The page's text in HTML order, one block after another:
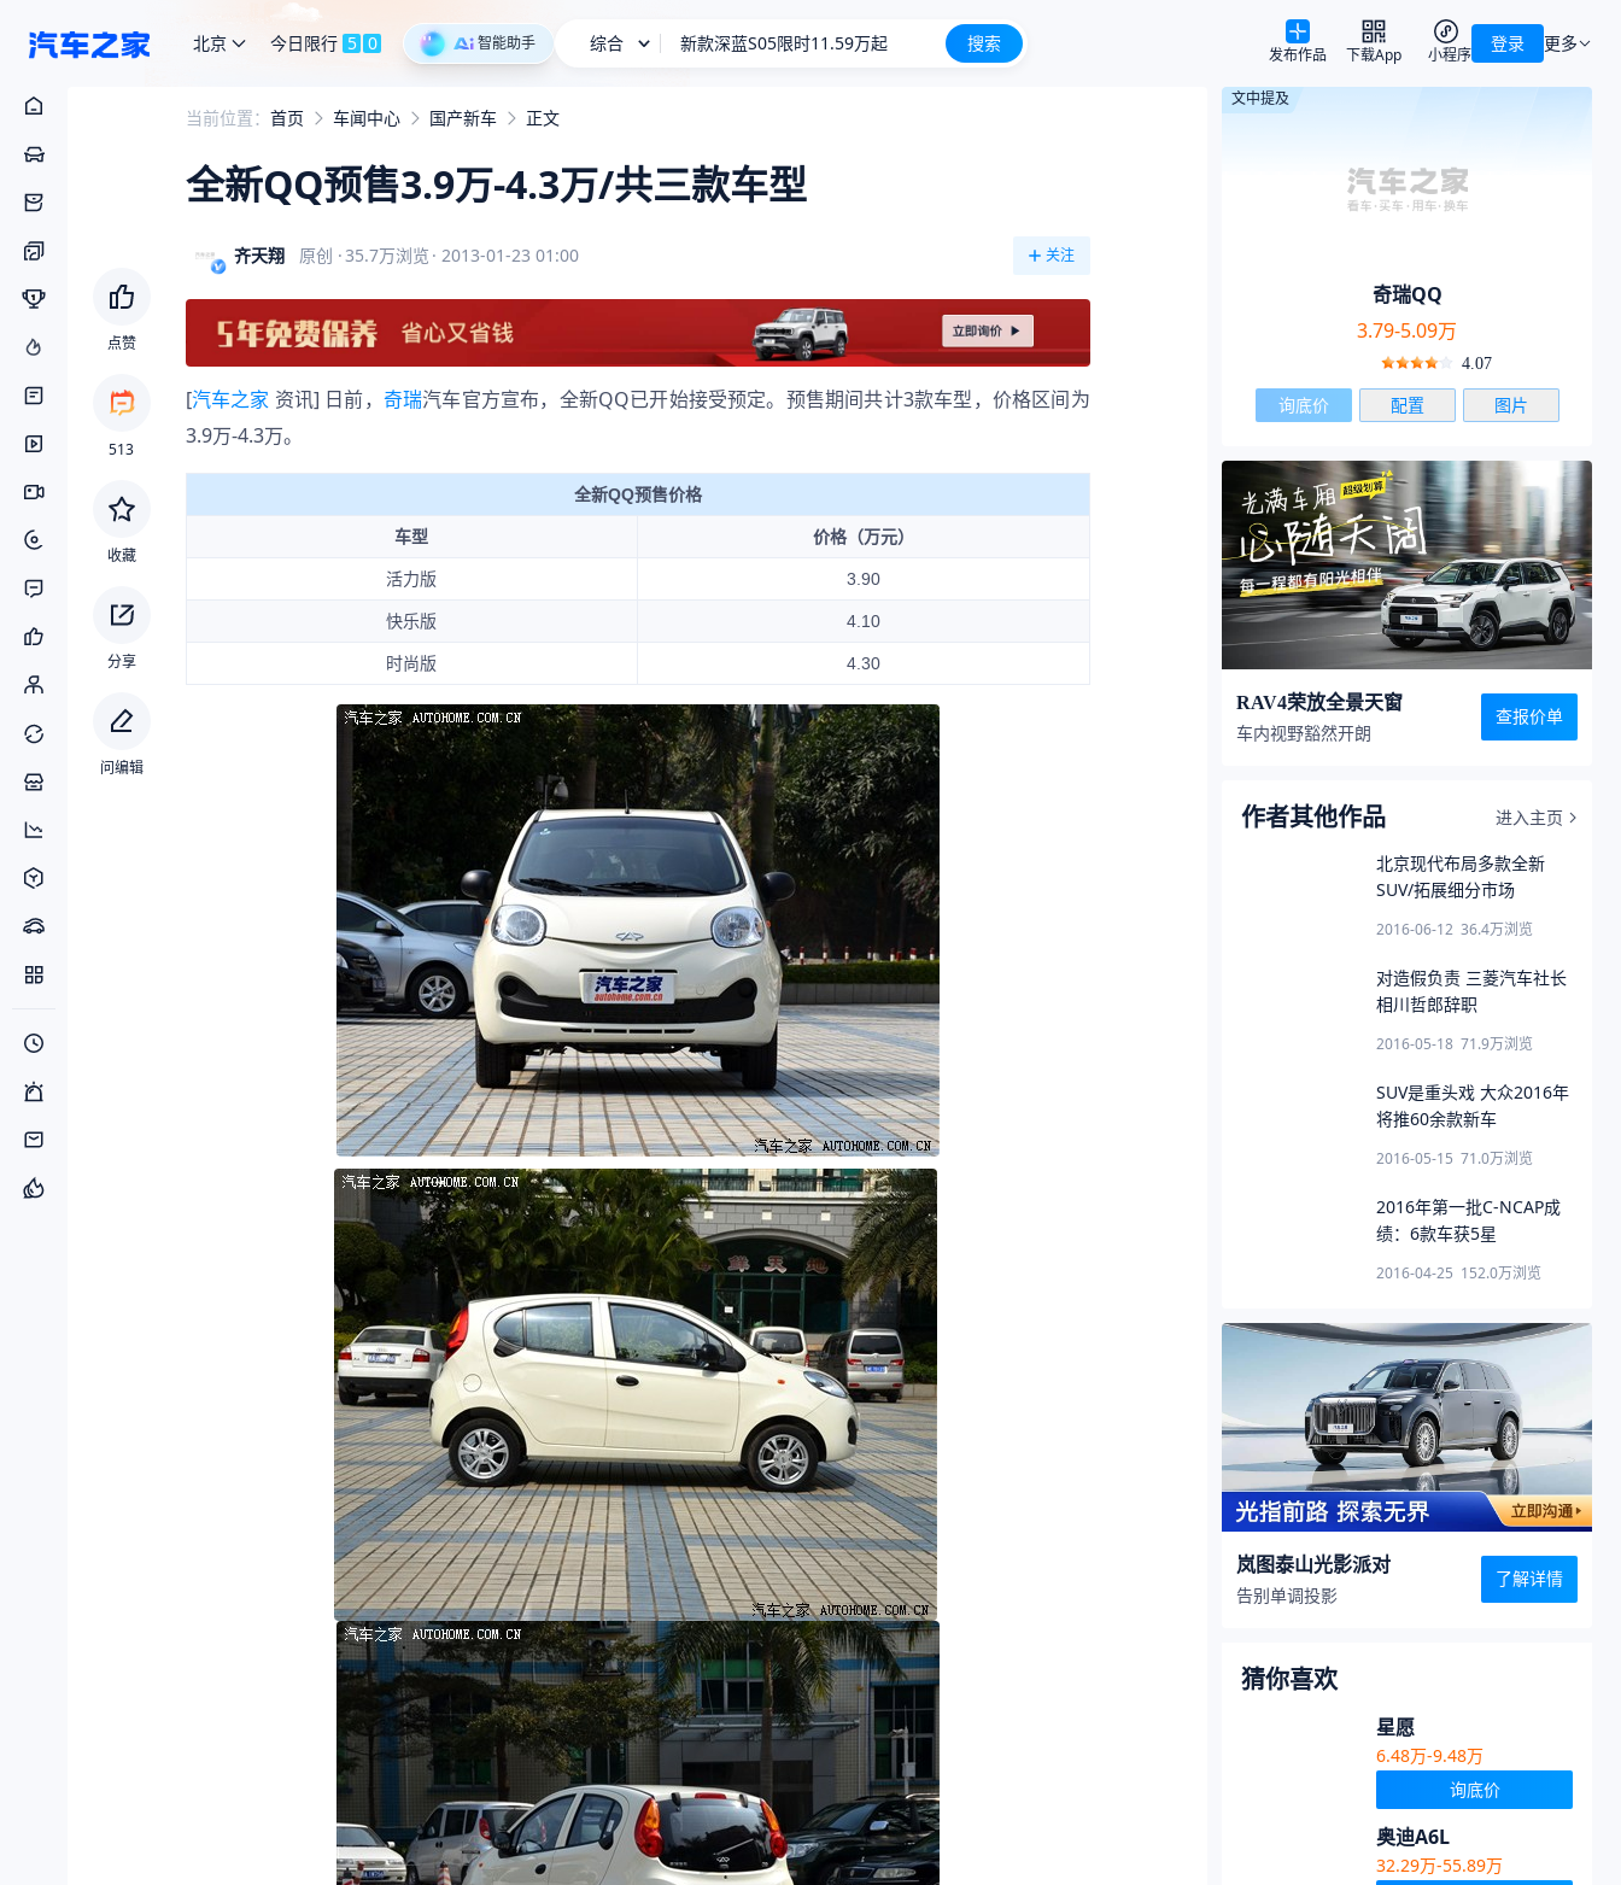
北京 今日限行 5 0 智能助手 综合 星愿 搜索 更多
登录
发布作品 下载App 小程序
点赞
513
收藏
分享
问编辑
当前位置： 首页 车闻中心 国产新车 正文
全新QQ预售3.9万-4.3万/共三款车型
齐天翔 原创 ·35.7万浏览 · 2013-01-23 01:00 关注
[汽车之家 资讯] 日前， 奇瑞汽车官方宣布，全新QQ已开始接受预定。预售期间共计3款车型，价格区间为
3.9万-4.3万。
全新QQ预售价格
车型 价格（万元）
活力版 3.90
快乐版 4.10
时尚版 4.30
文中提及
奇瑞QQ
3.79-5.09万
4.07
询底价 配置 图片
RAV4荣放全景天窗
车内视野豁然开朗
查报价单
作者其他作品
进入主页
北京现代布局多款全新
SUV/拓展细分市场
2016-06-12 36.4万浏览
对造假负责 三菱汽车社长
相川哲郎辞职
2016-05-18 71.9万浏览
SUV是重头戏 大众2016年
将推60余款新车
2016-05-15 71.0万浏览
2016年第一批C-NCAP成
绩：6款车获5星
2016-04-25 152.0万浏览
岚图泰山光影派对
告别单调投影
了解详情
猜你喜欢
星愿
6.48万-9.48万
询底价
奥迪A6L
32.29万-55.89万